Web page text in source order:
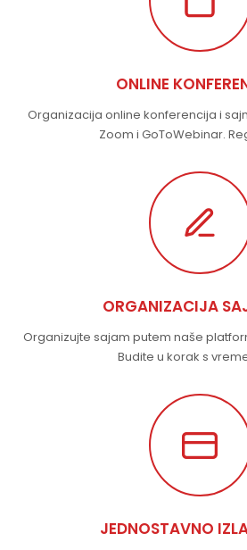
ONLINE
Organizacija online konferencija i
Zoom i GoToWebinar.
ORGANIZACIJA
Organizujte sajam putem naše
Budite u korak s
JEDNOSTAVNO